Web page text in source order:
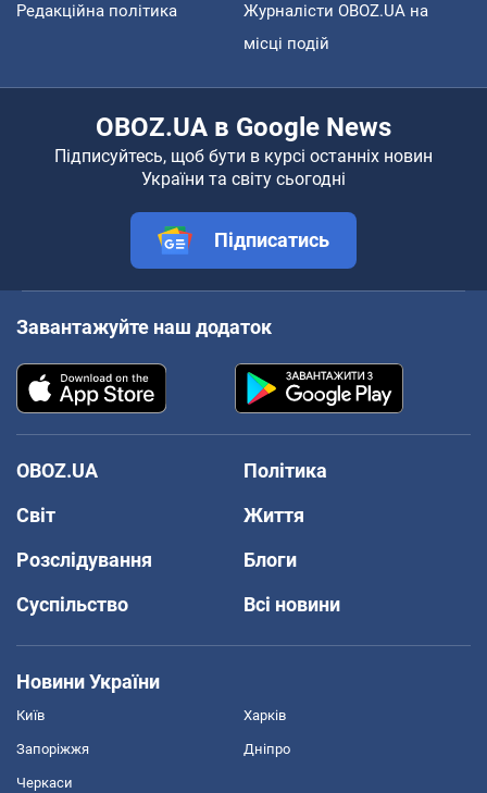
Редакційна політика
Журналісти OBOZ.UA на
місці подій
OBOZ.UA в Google News
Підписуйтесь, щоб бути в курсі останніх новин
України та світу сьогодні
Підписатись
Завантажуйте наш додаток
OBOZ.UA
Політика
Світ
Життя
Розслідування
Блоги
Суспільство
Всі новини
Новини України
Київ Харків
Запоріжжя Дніпро
Черкаси